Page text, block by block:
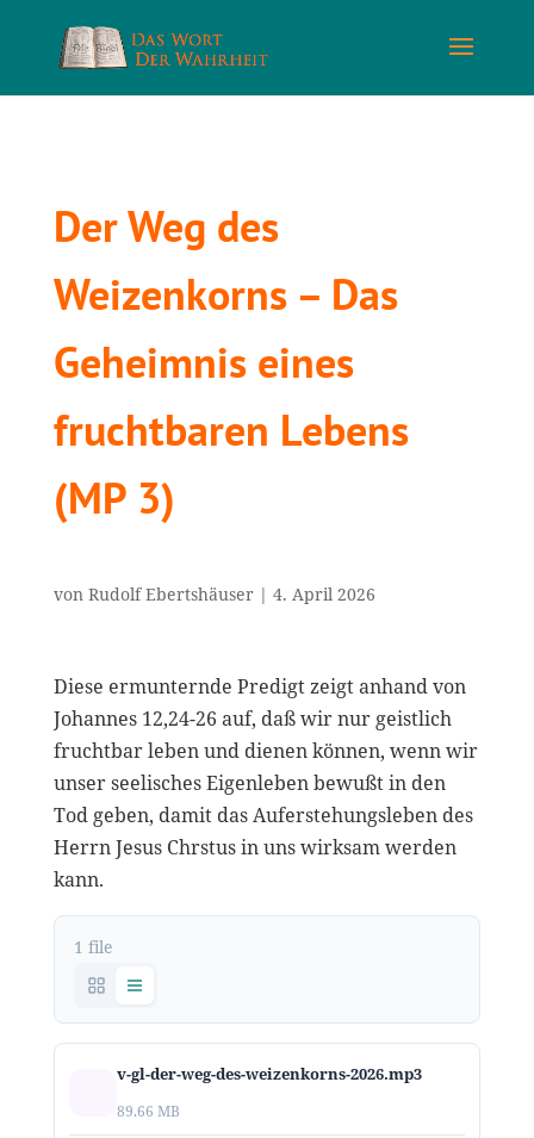
Der Weg des
Weizenkorns – Das
Geheimnis eines
fruchtbaren Lebens
(MP 3)
von Rudolf Ebertshäuser| 4. April 2026
Diese ermunternde Predigt zeigt anhand von
Johannes 12,24-26 auf, daß wir nur geistlich
fruchtbar leben und dienen können, wenn wir
unser seelisches Eigenleben bewußt in den
Tod geben, damit das Auferstehungsleben des
Herrn Jesus Chrstus in uns wirksam werden
kann.
1 file
v-gl-der-weg-des-weizenkorns-2026.mp3
89.66 MB